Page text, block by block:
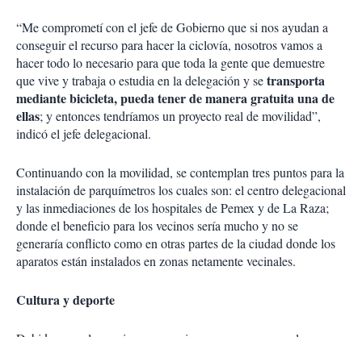
“Me comprometí con el jefe de Gobierno que si nos ayudan a
conseguir el recurso para hacer la ciclovía, nosotros vamos a
hacer todo lo necesario para que toda la gente que demuestre
que vive y trabaja o estudia en la delegación y setransporta
mediante bicicleta, pueda tener de manera gratuita una de
ellas; y entonces tendríamos un proyecto real de movilidad”,
indicó el jefe delegacional.
Continuando con la movilidad, se contemplan tres puntos para la
instalación de parquímetros los cuales son: el centro delegacional
y las inmediaciones de los hospitales de Pemex y de La Raza;
donde el beneficio para los vecinos sería mucho y no se
generaría conflicto como en otras partes de la ciudad donde los
aparatos están instalados en zonas netamente vecinales.
Cultura y deporte